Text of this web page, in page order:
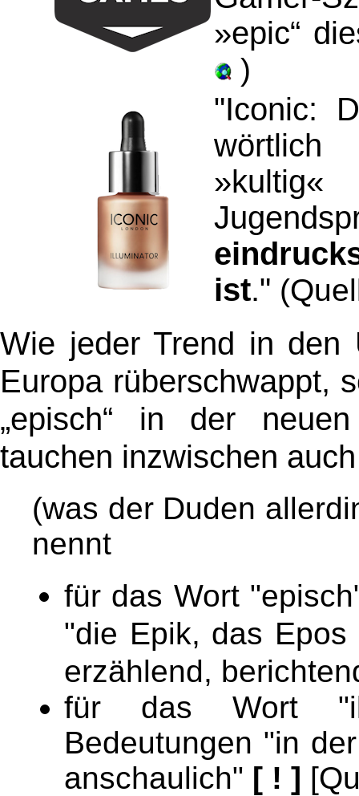
»epic“
)
"Iconic:
wörtlich
ist."
Wie jeder Trend in den
Europa rüberschwappt,
„episch“ in der
tauchen inzwischen
(was der Duden
nennt
für das Wort
"die Epik, das Epos
erzählend,
für das Wort
Bedeutungen "in
anschaulich" [ ! ]